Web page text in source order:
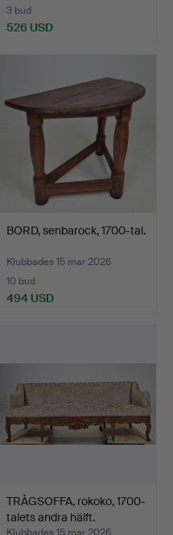
3 bud
526 USD
BORD, senbarock, 1700-tal.
Klubbades 15 mar 2026
10 bud
494 USD
TRÅGSOFFA, rokoko, 1700-
talets andra hälft.
Klubbades 15 mar 2026